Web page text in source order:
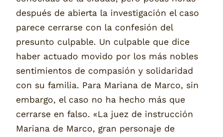
después de abierta la investigación el caso
parece cerrarse con la confesión del
presunto culpable. Un culpable que dice
haber actuado movido por los más nobles
sentimientos de compasión y solidaridad
con su familia. Para Mariana de Marco, sin
embargo, el caso no ha hecho más que
cerrarse en falso. «La juez de instrucción
Mariana de Marco, gran personaje de